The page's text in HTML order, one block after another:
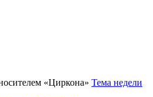
Тема недели